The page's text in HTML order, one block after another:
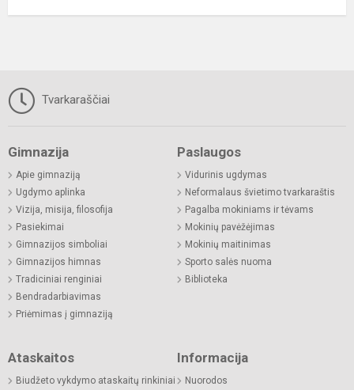
Tvarkaraščiai
Gimnazija
Apie gimnaziją
Ugdymo aplinka
Vizija, misija, filosofija
Pasiekimai
Gimnazijos simboliai
Gimnazijos himnas
Tradiciniai renginiai
Bendradarbiavimas
Priėmimas į gimnaziją
Paslaugos
Vidurinis ugdymas
Neformalaus švietimo tvarkaraštis
Pagalba mokiniams ir tėvams
Mokinių pavėžėjimas
Mokinių maitinimas
Sporto salės nuoma
Biblioteka
Ataskaitos
Biudžeto vykdymo ataskaitų rinkiniai
Informacija
Nuorodos